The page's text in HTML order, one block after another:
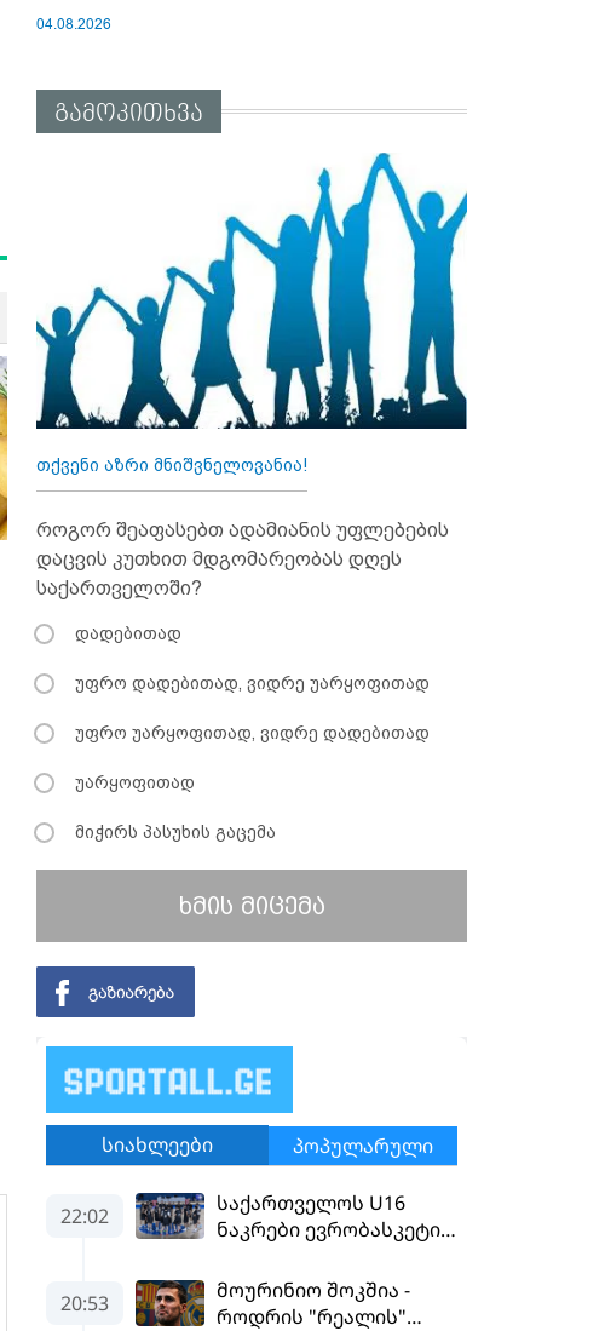
04.08.2026
გამოკითხვა
თქვენი აზრი მნიშვნელოვანია!
როგორ შეაფასებთ ადამიანის უფლებების
დაცვის კუთხით მდგომარეობას დღეს
საქართველოში?
დადებითად
უფრო დადებითად, ვიდრე უარყოფითად
უფრო უარყოფითად, ვიდრე დადებითად
უარყოფითად
მიჭირს პასუხის გაცემა
ხმის მიცემა